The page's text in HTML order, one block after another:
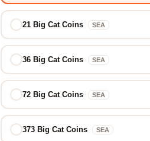
21 Big Cat Coins SEA
36 Big Cat Coins SEA
72 Big Cat Coins SEA
373 Big Cat Coins SEA